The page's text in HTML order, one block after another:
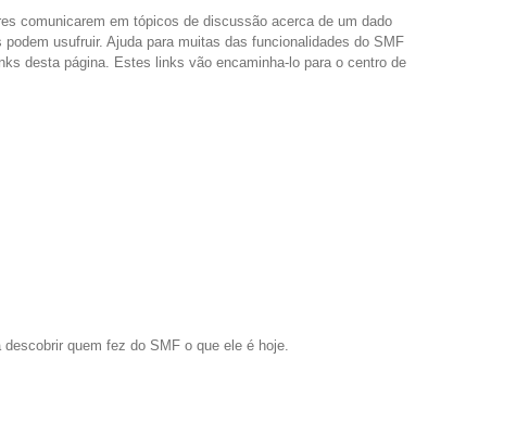
comunicarem em tópicos de discussão acerca de um dado
usufruir. Ajuda para muitas das funcionalidades do SMF
desta página. Estes links vão encaminha-lo para o centro de
descobrir quem fez do SMF o que ele é hoje.